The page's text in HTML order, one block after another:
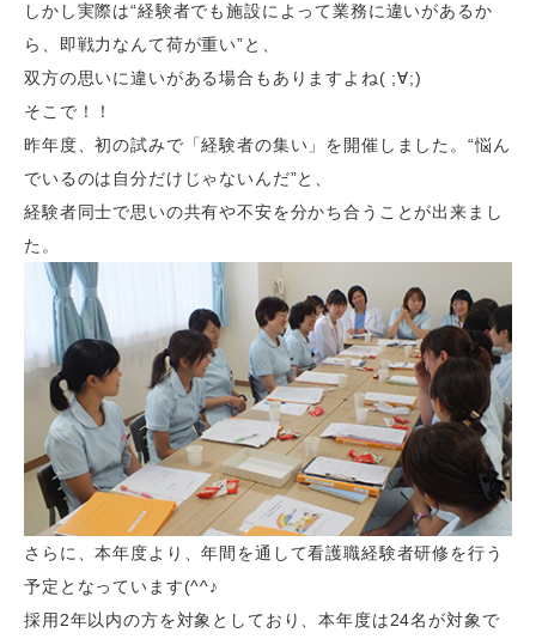
しかし実際は“経験者でも施設によって業務に違いがあるか
ら、即戦力なんて荷が重い”と、
双方の思いに違いがある場合もありますよね( ;∀;)
そこで！！
昨年度、初の試みで「経験者の集い」を開催しました。“悩ん
でいるのは自分だけじゃないんだ”と、
経験者同士で思いの共有や不安を分かち合うことが出来まし
た。
さらに、本年度より、年間を通して看護職経験者研修を行う
予定となっています(^^♪
採用2年以内の方を対象としており、本年度は24名が対象で